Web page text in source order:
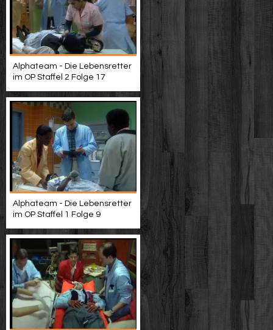
Alphateam - Die Lebensretter
im OP Staffel 2 Folge 17
Alphateam - Die Lebensretter
im OP Staffel 1 Folge 9